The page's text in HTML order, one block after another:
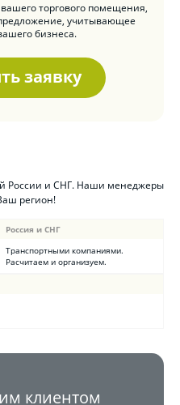
торгового помещения,
учитывающее
бизнеса.
заявку
России и СНГ. Наши менеджеры
регион!
Россия и СНГ
Транспортными компаниями.
Расчитаем и организуем.
клиентом